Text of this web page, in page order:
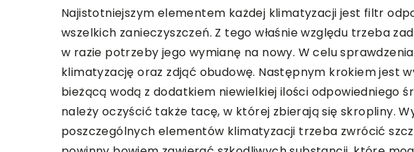
Najistotniejszym elementem każdej klimatyzacji jest filtr
wszelkich zanieczyszczeń. Z tego właśnie względu trzeba
w razie potrzeby jego wymianę na nowy. W celu
klimatyzację oraz zdjąć obudowę. Następnym krokiem jest
bieżącą wodą z dodatkiem niewielkiej ilości odpowiedniego
należy oczyścić także tacę, w której zbierają się skropliny.
poszczególnych elementów klimatyzacji trzeba zwrócić